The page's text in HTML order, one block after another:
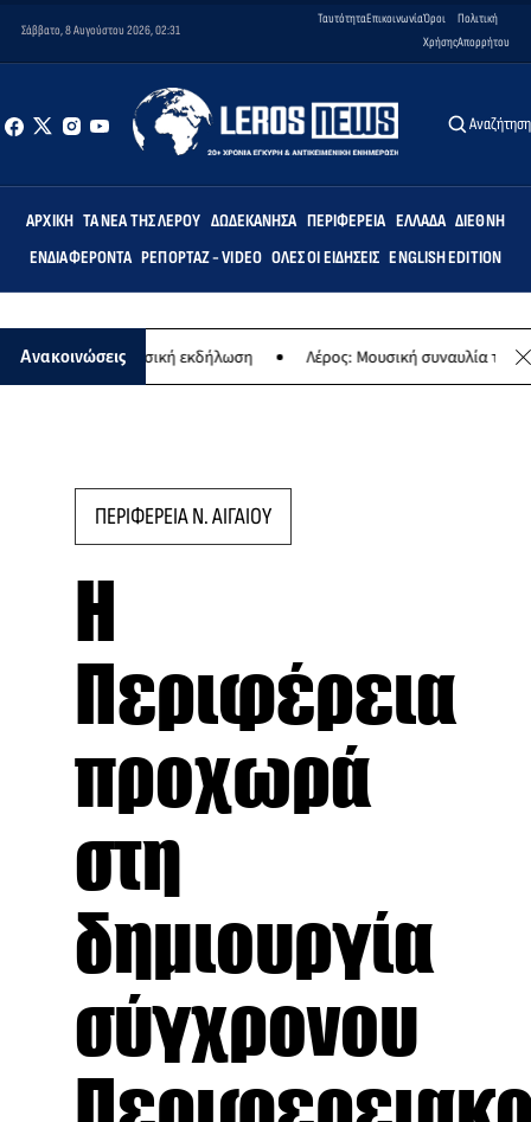
Σάββατο, 8 Αυγούστου 2026, 02:31
ΤαυτότηταΕπικοινωνίαΌροι
Χρήσης
Πολιτική
Απορρήτου
Αναζήτηση
ΑΡΧΙΚΉ ΤΑ ΝΈΑ ΤΗΣ ΛΈΡΟΥ ΔΩΔΕΚΆΝΗΣΑ ΠΕΡΙΦΈΡΕΙΑ ΕΛΛΆΔΑ ΔΙΕΘΝΉ
ΕΝΔΙΑΦΈΡΟΝΤΑ ΡΕΠΟΡΤΆΖ - VIDEO ΌΛΕΣ ΟΙ ΕΙΔΉΣΕΙΣ ENGLISH EDITION
Ανακοινώσεις
- Μουσική εκδήλωση Λέρος: Μουσική συναυλία των
ΠΕΡΙΦΕΡΕΙΑ Ν. ΑΙΓΑΙΟΥ
Η
Περιφέρεια
προχωρά
στη
δημιουργία
σύγχρονου